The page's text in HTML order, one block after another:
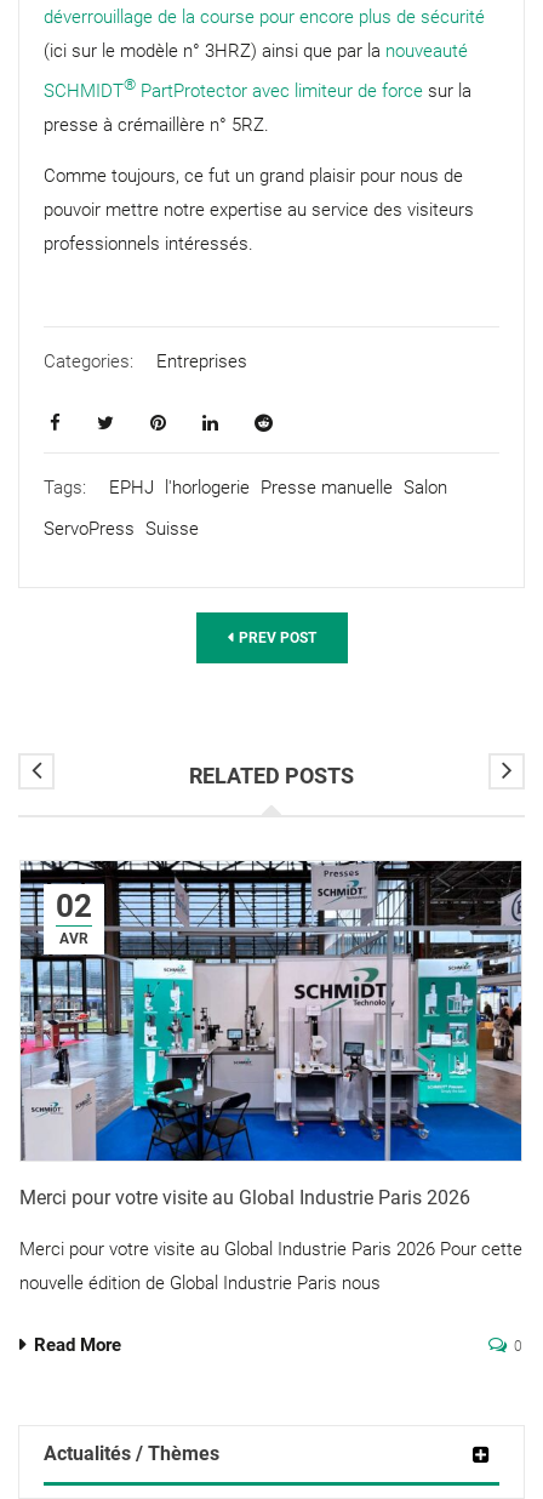
déverrouillage de la course pour encore plus de sécurité
(ici sur le modèle n° 3HRZ) ainsi que par la nouveauté
SCHMIDT® PartProtector avec limiteur de force sur la
presse à crémaillère n° 5RZ.
Comme toujours, ce fut un grand plaisir pour nous de
pouvoir mettre notre expertise au service des visiteurs
professionnels intéressés.
Categories: Entreprises
Tags: EPHJ l'horlogerie Presse manuelle Salon
ServoPress Suisse
PREV POST
RELATED POSTS
02
AVR
Merci pour votre visite au Global Industrie Paris 2026
Merci pour votre visite au Global Industrie Paris 2026 Pour cette
nouvelle édition de Global Industrie Paris nous
Read More 0
Actualités / Thèmes